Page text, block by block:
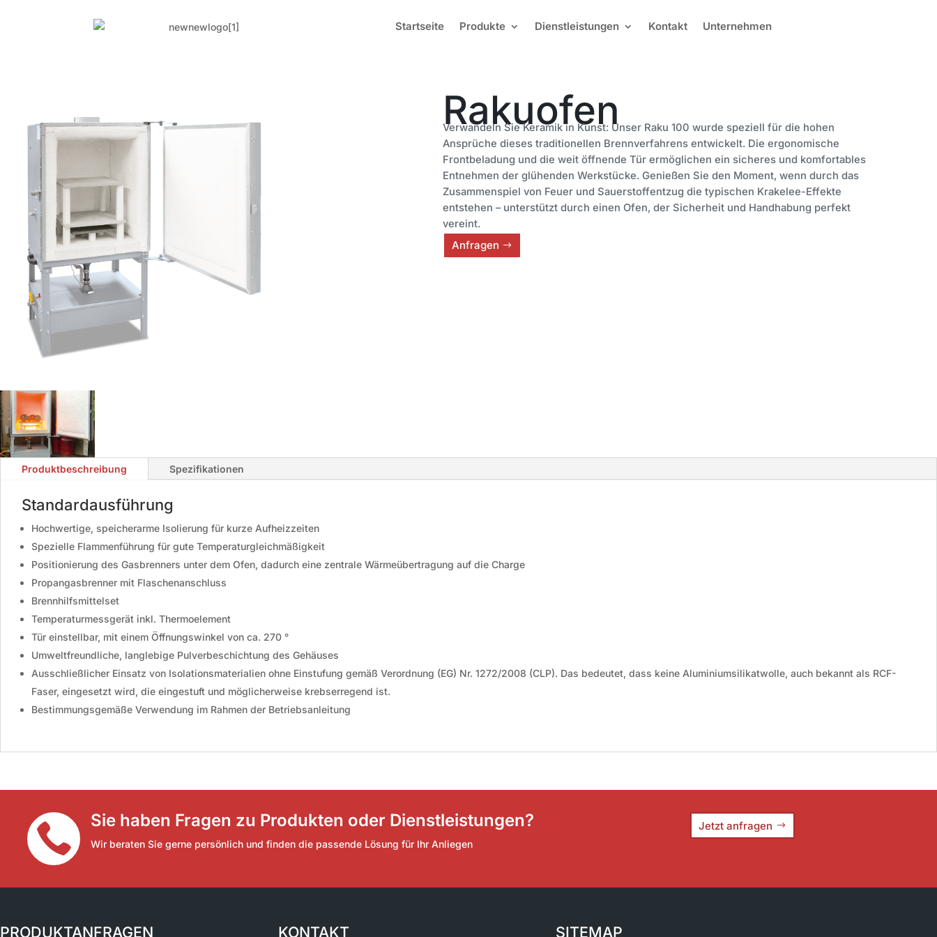
Startseite Produkte Dienstleistungen Kontakt Unternehmen
Rakuofen
Verwandeln Sie Keramik in Kunst: Unser Raku 100 wurde speziell für die hohen
Ansprüche dieses traditionellen Brennverfahrens entwickelt. Die ergonomische
Frontbeladung und die weit öffnende Tür ermöglichen ein sicheres und komfortables
Entnehmen der glühenden Werkstücke. Genießen Sie den Moment, wenn durch das
Zusammenspiel von Feuer und Sauerstoffentzug die typischen Krakelee-Effekte
entstehen – unterstützt durch einen Ofen, der Sicherheit und Handhabung perfekt
vereint.
Anfragen
Produktbeschreibung Spezifikationen
Standardausführung
Hochwertige, speicherarme Isolierung für kurze Aufheizzeiten
Spezielle Flammenführung für gute Temperaturgleichmäßigkeit
Positionierung des Gasbrenners unter dem Ofen, dadurch eine zentrale Wärmeübertragung auf die Charge
Propangasbrenner mit Flaschenanschluss
Brennhilfsmittelset
Temperaturmessgerät inkl. Thermoelement
Tür einstellbar, mit einem Öffnungswinkel von ca. 270 °
Umweltfreundliche, langlebige Pulverbeschichtung des Gehäuses
Ausschließlicher Einsatz von Isolationsmaterialien ohne Einstufung gemäß Verordnung (EG) Nr. 1272/2008 (CLP). Das bedeutet, dass keine Aluminiumsilikatwolle, auch bekannt als RCF-
Faser, eingesetzt wird, die eingestuft und möglicherweise krebserregend ist.
Bestimmungsgemäße Verwendung im Rahmen der Betriebsanleitung
 Sie haben Fragen zu Produkten oder Dienstleistungen?
Wir beraten Sie gerne persönlich und finden die passende Lösung für Ihr Anliegen
Jetzt anfragen
PRODUKTANFRAGEN KONTAKT SITEMAP